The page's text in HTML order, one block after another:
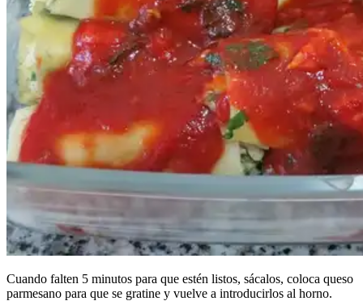
Cuando falten 5 minutos para que estén listos, sácalos, coloca queso
parmesano para que se gratine y vuelve a introducirlos al horno.